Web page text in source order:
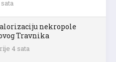
nekropole
Travnika
4 sata